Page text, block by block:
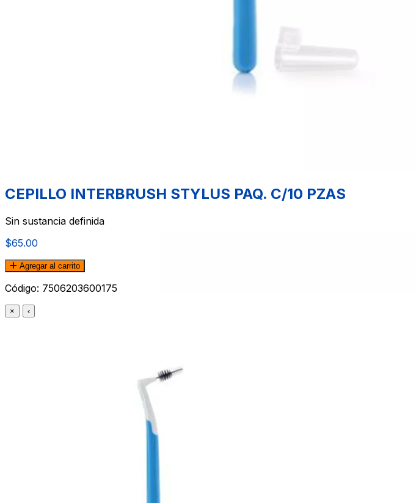
CEPILLO INTERBRUSH STYLUS PAQ. C/10 PZAS
Sin sustancia definida
$65.00
Agregar al carrito
Código: 7506203600175
× ‹